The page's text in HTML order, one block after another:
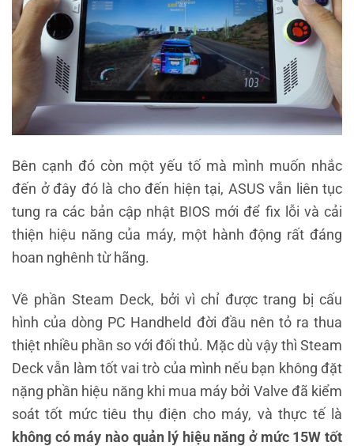
Bên cạnh đó còn một yếu tố mà mình muốn nhắc
đến ở đây đó là cho đến hiện tại, ASUS vẫn liên tục
tung ra các bản cập nhật BIOS mới để fix lỗi và cải
thiện hiệu năng của máy, một hành động rất đáng
hoan nghênh từ hãng.
Về phần Steam Deck, bởi vì chỉ được trang bị cấu
hình của dòng PC Handheld đời đầu nên tỏ ra thua
thiệt nhiều phần so với đối thủ. Mặc dù vậy thì Steam
Deck vẫn làm tốt vai trò của mình nếu bạn không đặt
nặng phần hiệu năng khi mua máy bởi Valve đã kiểm
soát tốt mức tiêu thụ điện cho máy, và thực tế là
không có máy nào quản lý hiệu năng ở mức 15W tốt